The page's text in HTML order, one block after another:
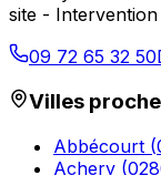
site -
09 72 65 32 50
Villes
Abbécourt (
Achery (